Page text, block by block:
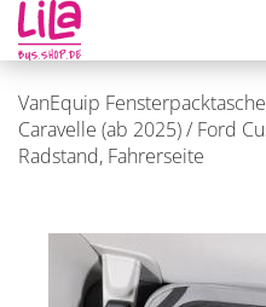
VanEquip
Caravelle (ab 2025) / Ford
Radstand, Fahrerseite